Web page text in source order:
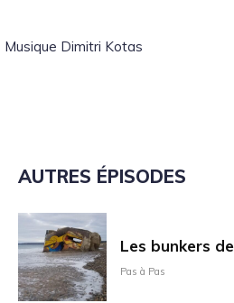
Musique Dimitri Kotas
AUTRES ÉPISODES
Les bunkers
Pas à Pas